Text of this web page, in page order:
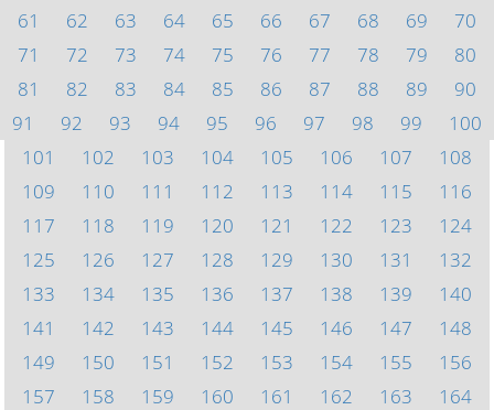
61
62 63 64 65 66 67 68 69
70
71
72 73 74 75 76 77 78 79
80
81
82 83 84 85 86 87 88 89
90
91
92 93 94 95 96 97 98 99
100
101
102 103 104 105 106 107
108
109
110 111 112 113 114 115
116
117
118 119 120 121 122 123
124
125
126 127 128 129 130 131
132
133
134 135 136 137 138 139
140
141
142 143 144 145 146 147
148
149
150 151 152 153 154 155
156
157
158 159 160 161 162 163
164